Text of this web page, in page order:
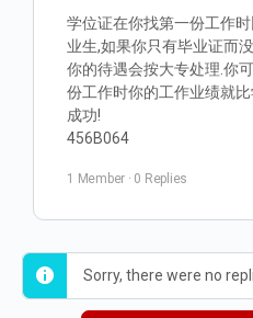
学位证在你找第一份工作
业生,如果你只有毕业证而
你的待遇会按大专处理.你
份工作时你的工作业绩就
成功!
456B064
1 Member · 0 Replies
Sorry, there were no